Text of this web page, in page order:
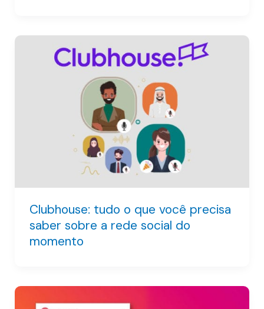
Clubhouse: tudo o que você precisa
saber sobre a rede social do
momento